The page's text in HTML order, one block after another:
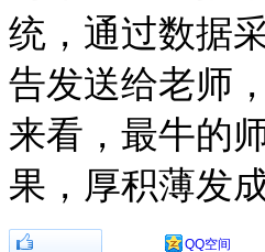
统，通过数据
告发送给老师
来看，最牛的
果，厚积薄发
QQ空间